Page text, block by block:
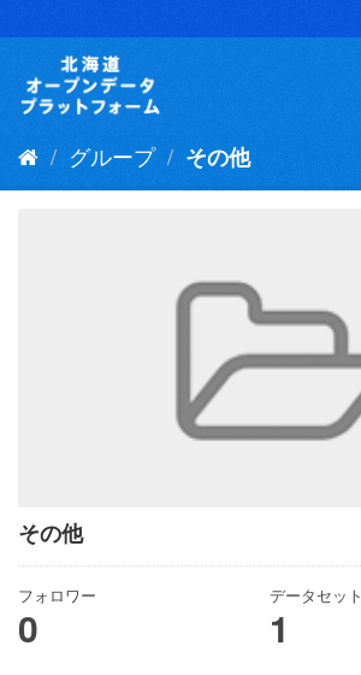
キ
グループ その他
その他
フォロワー
0
データセット
1